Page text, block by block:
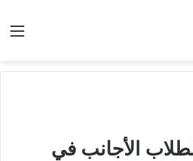
الأجانب في